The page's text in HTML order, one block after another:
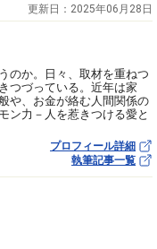
更新日： 2025年06月28日
のか。日々、取材を重ねつ
つづっている。近年は家
や、お金が絡む人間関係の
ン力－人を惹きつける愛と
プロフィール詳細
執筆記事一覧